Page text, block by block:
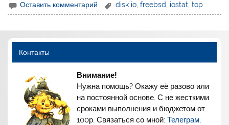
Оставить комментарий disk io,freebsd, iostat,top
Контакты
Внимание!
Нужна помощь? Окажу её разово или
на постоянной основе. С не жесткими
сроками выполнения и бюджетом от
100р. Связаться со мной:Телеграм,